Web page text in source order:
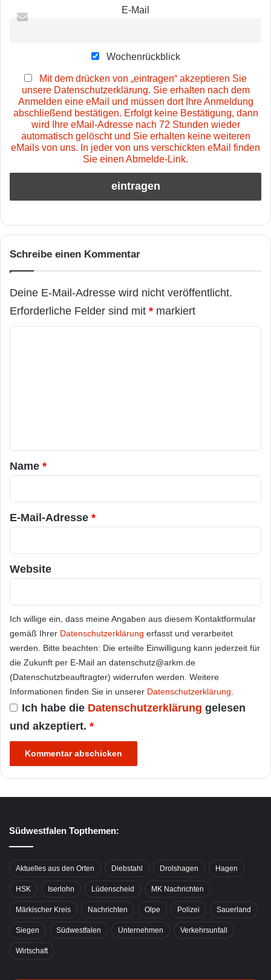
E-Mail
Wochenrückblick
Mit dem drücken von „eintragen“ akzeptieren Sie
unsere Datenschutzerklärung. Sie erhalten nach dem
Anmelden eine eMail und müssen dort Ihre Anmeldung
abschließend bestätigen. Erfolgt keine Bestätigung, dann
wird Ihre eMail-Adresse nach 72 Stunden wieder
automatisch gelöscht und Sie erhalten keine weiteren
eMails von uns. In jeder von uns verschickten eMail finden
Sie einen Abmelde-Link.
Schreibe einen Kommentar
Deine E-Mail-Adresse wird nicht veröffentlicht.
Erforderliche Felder sind mit * markiert
a
r
*
Name *
E-Mail-Adresse *
Website
Ich willige ein, dass meine Angaben aus diesem Kontaktformular
gemäß Ihrer Datenschutzerklärung erfasst und verarbeitet
werden. Bitte beachten: Die erteilte Einwilligung kann jederzeit für
die Zukunft per E-Mail an datenschutz@arkm.de
(Datenschutzbeauftragter) widerrufen werden. Weitere
Informationen finden Sie in unserer Datenschutzerklärung
Ich habe die Datenschutzerklärung gelesen
und akzeptiert. *
Südwestfalen Topthemen:
Aktuelles aus den Orten Diebstahl Drolshagen Hagen
HSK Iserlohn Lüdenscheid MK Nachrichten
Märkischer Kreis Nachrichten Olpe Polizei Sauerland
Siegen Südwestfalen Unternehmen Verkehrsunfall
Wirtschaft